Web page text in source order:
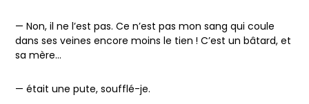
— Non, il ne l’est pas. Ce n’est pas mon sang qui coule
dans ses veines encore moins le tien ! C’est un bâtard, et
sa mère…
— était une pute, soufflé-je.